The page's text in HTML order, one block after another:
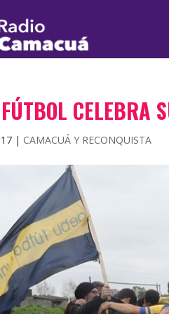
CELEBRA
| CAMACUÁ Y RECONQUISTA